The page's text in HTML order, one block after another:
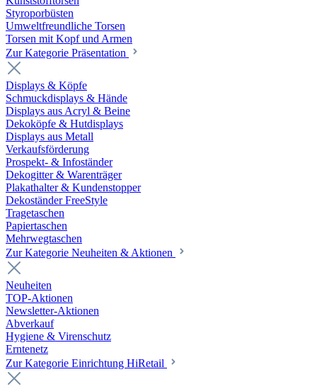
Styroporbüsten
Umweltfreundliche Torsen
Torsen mit Kopf und Armen
Zur Kategorie Präsentation
Displays & Köpfe
Schmuckdisplays & Hände
Displays aus Acryl & Beine
Dekoköpfe & Hutdisplays
Displays aus Metall
Verkaufsförderung
Prospekt- & Infoständer
Dekogitter & Warenträger
Plakathalter & Kundenstopper
Dekoständer FreeStyle
Tragetaschen
Papiertaschen
Mehrwegtaschen
Zur Kategorie Neuheiten & Aktionen
Neuheiten
TOP-Aktionen
Newsletter-Aktionen
Abverkauf
Hygiene & Virenschutz
Erntenetz
Zur Kategorie Einrichtung HiRetail